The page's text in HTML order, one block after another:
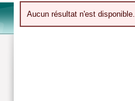
Aucun résultat n'est disponible.